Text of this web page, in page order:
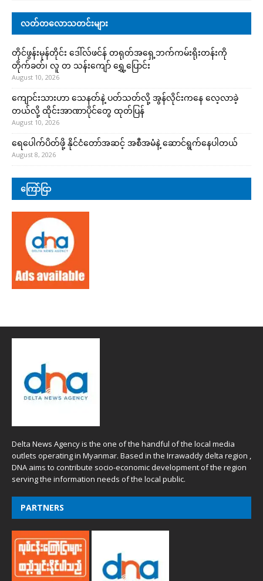
လတ်တလောသတင်းများ
တိုင်ဖွန်းမုန်တိုင်း ဒေါ်လ်ဖင်န် တရုတ်အရှေ့ဘက်ကမ်းရိုးတန်းကို
တိုက်ခတ်၊ လူ တ သန်းကျော် ရွှေ့ပြောင်း
August 10, 2026
ကျောင်းသားဟာ သေနတ်နဲ့ ပတ်သတ်လို့ အွန်လိုင်းကနေ လေ့လာခဲ့
တယ်လို့ ထိုင်းအာဏာပိုင်တွေ ထုတ်ပြန်
August 10, 2026
ရေပေါက်ပိတ်ဖို့ နိုင်ငံတော်အဆင့် အစီအမံနဲ့ ဆောင်ရွက်နေပါတယ်
August 8, 2026
ကြော်ငြာ
Delta News Agency is the one of the handful of the local media
outlets operating in Myanmar. Based in the Irrawaddy delta region ,
DNA aims to contribute socio-economic development of the region
serving the information needs of the local public.
PARTNERS